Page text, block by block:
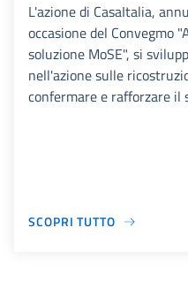
L'azione di CasaItalia,
occasione del Convegmo
soluzione MoSE", si
nell'azione sulle
confermare e rafforzare il
SCOPRI TUTTO